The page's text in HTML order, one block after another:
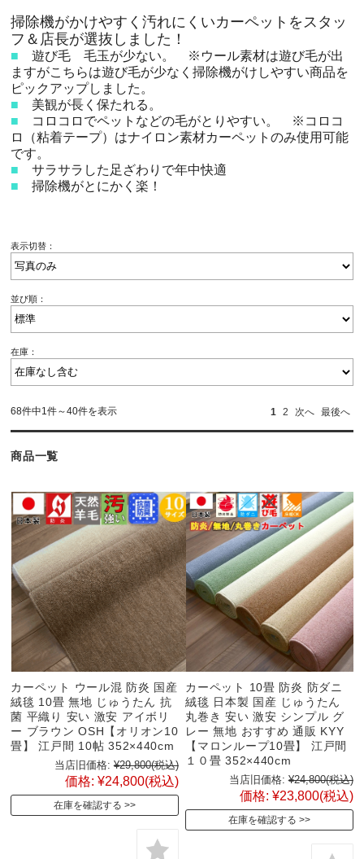
掃除機がかけやすく汚れにくいカーペットをスタッ
フ＆店長が選抜しました！
■ 遊び毛 毛玉が少ない。 ※ウール素材は遊び毛が出
ますがこちらは遊び毛が少なく掃除機がけしやすい商品を
ピックアップしました。
■ 美観が長く保たれる。
■ コロコロでペットなどの毛がとりやすい。 ※コロコ
ロ（粘着テープ）はナイロン素材カーペットのみ使用可能
です。
■ サラサラした足ざわりで年中快適
■ 掃除機がとにかく楽！
表示切替：
並び順：
在庫：
68件中1件～40件を表示 1 2 次へ 最後へ
商品一覧
カーペット ウール混 防炎 国産
絨毯 10畳 無地 じゅうたん 抗
菌 平織り 安い 激安 アイボリ
ー ブラウン OSH【オリオン10
畳】 江戸間 10帖 352×440cm
当店旧価格: ¥29,800(税込)
価格: ¥24,800(税込)
在庫を確認する
カーペット 10畳 防炎 防ダニ
絨毯 日本製 国産 じゅうたん
丸巻き 安い 激安 シンプル グ
レー 無地 おすすめ 通販 KYY
【マロンループ10畳】 江戸間
１０畳 352×440cm
当店旧価格: ¥24,800(税込)
価格: ¥23,800(税込)
在庫を確認する